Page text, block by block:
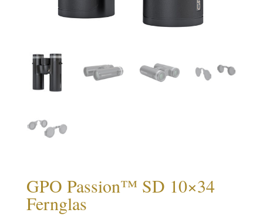
GPO Passion™ SD 10×34
Fernglas